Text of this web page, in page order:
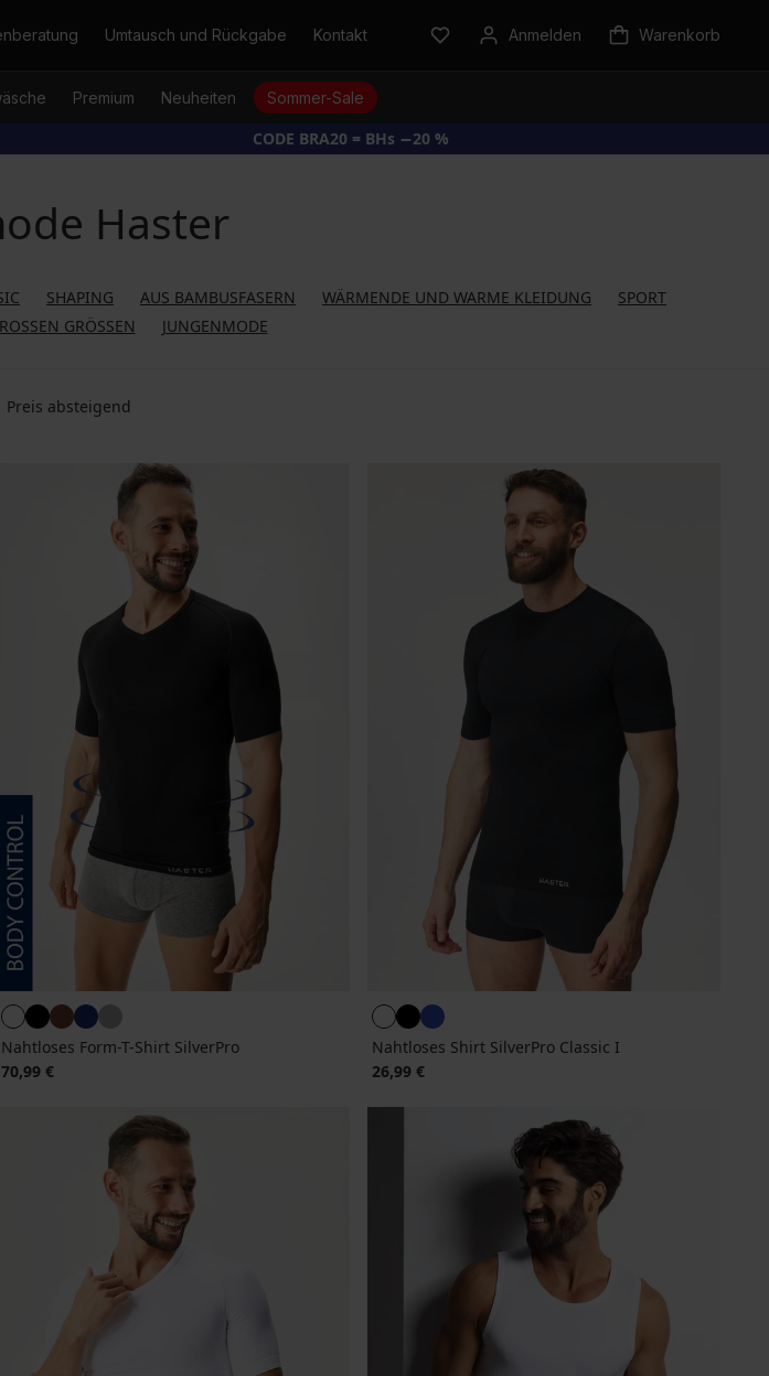
Umtausch und Rückgabe Kontakt Anmelden Warenkorb
Premium Neuheiten Sommer-Sale
CODE BRA20 = BHs −20 %
Haster
SHAPING AUS BAMBUSFASERN WÄRMENDE UND WARME KLEIDUNG
SPORT
GRÖSSEN JUNGENMODE
Preis absteigend
Nahtloses Form-T-Shirt SilverPro
70,99 €
Nahtloses Shirt SilverPro Classic I
26,99 €